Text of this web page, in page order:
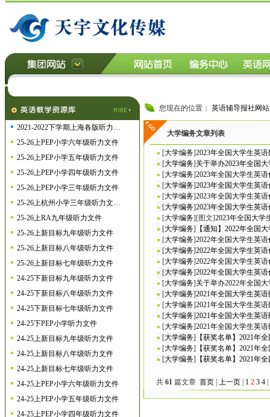
2021-2022下学期上海各版听力…
25-26上PEP小学六年级听力文件
25-26上PEP小学五年级听力文件
25-26上PEP小学四年级听力文件
25-26上PEP小学三年级听力文件
25-26上杭州小学三年级听力文…
25-26上RA九年级听力文件
25-26上新目标九年级听力文件
25-26上新目标八年级听力文件
25-26上新目标七年级听力文件
24-25下新目标九年级听力文件
24-25下新目标八年级听力文件
24-25下新目标七年级听力文件
24-25下PEP小学听力文件
24-25上新目标九年级听力文件
24-25上新目标八年级听力文件
24-25上新目标七年级听力文件
24-25上PEP小学六年级听力文件
24-25上PEP小学五年级听力文件
24-25上PEP小学四年级听力文件
您现在的位置： 英语辅导报社网站
大学编务文章列表
[大学编务]2023年全国大学生英
[大学编务]关于举办2023年全国
[大学编务]2023年全国大学生英
[大学编务]2023年全国大学生英
[大学编务]2023年全国大学生英
[大学编务]2023年全国大学生英
[大学编务][图文]2023年全国大学
[大学编务] 【通知】2022年全国
[大学编务]2022年全国大学生英
[大学编务]2022年全国大学生英
[大学编务]2022年全国大学生英
[大学编务]2022年全国大学生英
[大学编务]关于举办2022年全国
[大学编务]2021年全国大学生英
[大学编务]2021年全国大学生英
[大学编务]2021年全国大学生英
[大学编务]2021年全国大学生英
[大学编务] 【获奖名单】2021年
[大学编务] 【获奖名单】2021年
[大学编务] 【获奖名单】2021年
共 61 篇文章 首页 上一页 1 2 3 4